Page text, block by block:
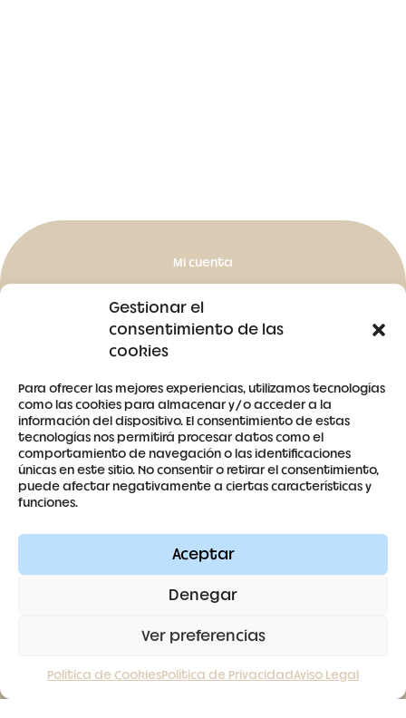
Gestionar el
consentimiento de las
cookies
Para ofrecer las mejores experiencias, utilizamos tecnologías
como las cookies para almacenar y/o acceder a la
información del dispositivo. El consentimiento de estas
tecnologías nos permitirá procesar datos como el
comportamiento de navegación o las identificaciones
únicas en este sitio. No consentir o retirar el consentimiento,
puede afectar negativamente a ciertas características y
funciones.
Aceptar
Denegar
Ver preferencias
Política de CookiesPolítica de Privacidad Aviso Legal
Mi cuenta
Mis pedidos
Detalles de la cuenta
679 53 59 63
antoniaberrocal@hotmail.com
SÍGUENOS
Contacto